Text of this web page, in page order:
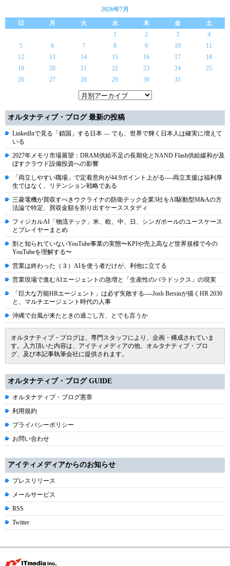
2026年7月
日
月 火 水 木 金
土
1
2 3
4
5
6 7 8 9 10
11
12
13 14 15 16 17
18
19
20 21 22 23 24
25
26
27 28 29 30 31
オルタナティブ・ブログ 最新の投稿
LinkedInで見る「鎖国」する日本 ― でも、世界で輝く日本人は確実に増えて
いる
2027年メモリ市場展望：DRAM供給不足の長期化とNAND Flash供給緩和が及
ぼすクラウド設備投資への影響
「両立しやすい職場」で定着意向が44.9ポイント上がる----両立支援は福利厚
生ではなく、リテンション戦略である
三菱電機が買収すべきウクライナの防衛テック企業3社をAI駆動型M&Aの方
法論で特定、買収金額を割り出すケーススタディ
フィジカルAI「物流テック」米、欧、中、日、シンガポールのユースケース
とプレイヤーまとめ
割と知られていないYouTube事業の実態〜KPIや売上高など世界規模で今の
YouTubeを理解する〜
営業は終わった（３）AIを使う者だけが、利他に立てる
営業現場で進むAIエージェントの急増と「生産性のパラドックス」の現実
「巨大な万能HRエージェント」は必ず失敗する----Josh Bersinが描くHR 2030
と、マルチエージェント時代の人事
沖縄で台風が来たときの過ごし方、とでも言うか
オルタナティブ・ブログは、専門スタッフにより、企画・構成されていま
す。入力頂いた内容は、アイティメディアの他、オルタナティブ・ブロ
グ、及び本記事執筆会社に提供されます。
オルタナティブ・ブログ GUIDE
オルタナティブ・ブログ憲章
利用規約
プライバシーポリシー
お問い合わせ
アイティメディアからのお知らせ
プレスリリース
メールサービス
RSS
Twitter